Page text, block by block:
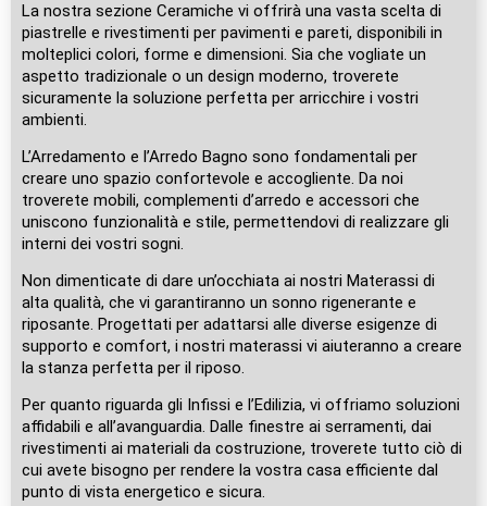
La nostra sezione Ceramiche vi offrirà una vasta scelta di
piastrelle e rivestimenti per pavimenti e pareti, disponibili in
molteplici colori, forme e dimensioni. Sia che vogliate un
aspetto tradizionale o un design moderno, troverete
sicuramente la soluzione perfetta per arricchire i vostri
ambienti.
L’Arredamento e l’Arredo Bagno sono fondamentali per
creare uno spazio confortevole e accogliente. Da noi
troverete mobili, complementi d’arredo e accessori che
uniscono funzionalità e stile, permettendovi di realizzare gli
interni dei vostri sogni.
Non dimenticate di dare un’occhiata ai nostri Materassi di
alta qualità, che vi garantiranno un sonno rigenerante e
riposante. Progettati per adattarsi alle diverse esigenze di
supporto e comfort, i nostri materassi vi aiuteranno a creare
la stanza perfetta per il riposo.
Per quanto riguarda gli Infissi e l’Edilizia, vi offriamo soluzioni
affidabili e all’avanguardia. Dalle finestre ai serramenti, dai
rivestimenti ai materiali da costruzione, troverete tutto ciò di
cui avete bisogno per rendere la vostra casa efficiente dal
punto di vista energetico e sicura.